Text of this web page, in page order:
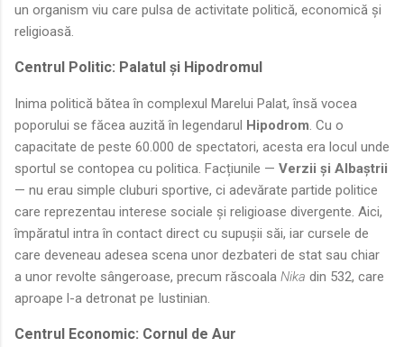
un organism viu care pulsa de activitate politică, economică și
religioasă.
Centrul Politic: Palatul și Hipodromul
Inima politică bătea în complexul Marelui Palat, însă vocea
poporului se făcea auzită în legendarul Hipodrom. Cu o
capacitate de peste 60.000 de spectatori, acesta era locul unde
sportul se contopea cu politica. Facțiunile — Verzii și Albaștrii
— nu erau simple cluburi sportive, ci adevărate partide politice
care reprezentau interese sociale și religioase divergente. Aici,
împăratul intra în contact direct cu supușii săi, iar cursele de
care deveneau adesea scena unor dezbateri de stat sau chiar
a unor revolte sângeroase, precum răscoala Nika din 532, care
aproape l-a detronat pe Iustinian.
Centrul Economic: Cornul de Aur